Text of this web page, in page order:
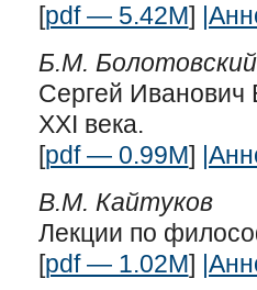
[pdf — 5.42M]
Б.М.
Сергей Иванович
XXI века.
[pdf — 0.99M]
В.М. Кайтуков
Лекции по
[pdf — 1.02M]